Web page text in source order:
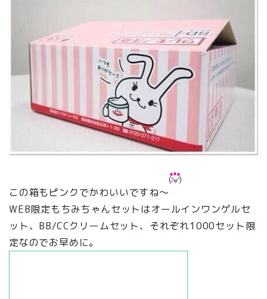
この箱もピンクでかわいいですね～
WEB限定もちみちゃんセットはオールインワンゲルセ
ット、BB/CCクリームセット、それぞれ1000セット限
定なのでお早めに。